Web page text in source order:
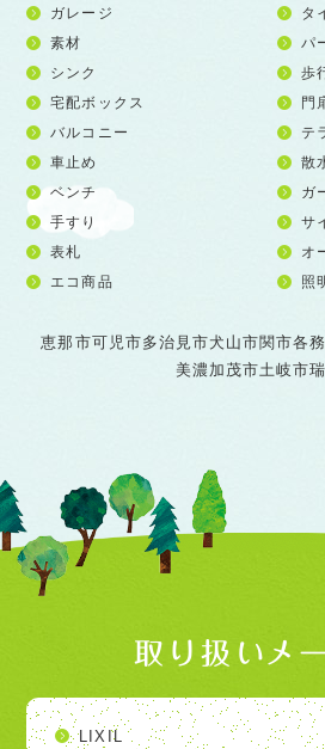
ガレージ
タ
素材
パ
シンク
歩
宅配ボックス
門
バルコニー
テ
車止め
散
ベンチ
ガ
手すり
サ
表札
オ
エコ商品
照
恵那市可児市多治見市犬山市関市各
美濃加茂市土岐市
取り扱いメ
LIXIL